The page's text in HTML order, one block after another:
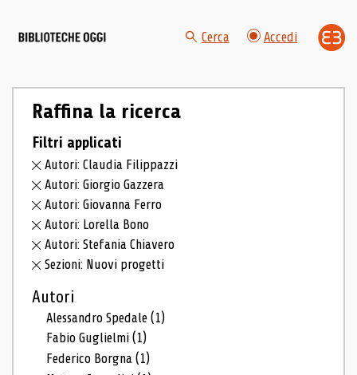
Cerca Accedi
Raffina la ricerca
Filtri applicati
Autori: Claudia Filippazzi
Autori: Giorgio Gazzera
Autori: Giovanna Ferro
Autori: Lorella Bono
Autori: Stefania Chiavero
Sezioni: Nuovi progetti
Autori
Alessandro Spedale(1)
Fabio Guglielmi(1)
Federico Borgna(1)